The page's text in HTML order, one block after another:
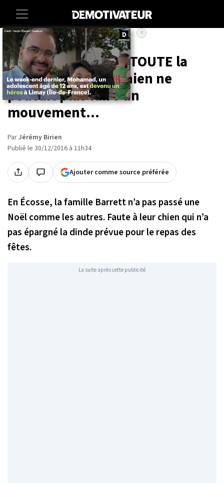
Accueil Insolite
Après avoir mangé TOUTE la
dinde de Noël, ce chien ne
pouvait plus faire un
mouvement...
ParJérémy Birien
Publié le 30/12/2016 à 11h34
Ajouter comme source préférée
En Écosse, la famille Barrett n’a pas passé une
Noël comme les autres. Faute à leur chien qui n’a
pas épargné la dinde prévue pour le repas des
fêtes.
La suite après cette publicité
×